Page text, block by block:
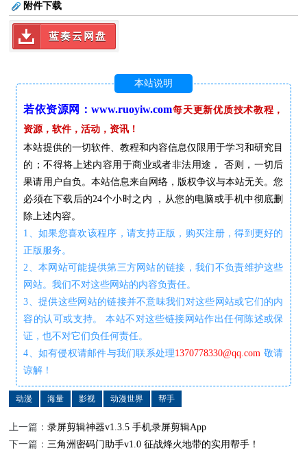
附件下载
蓝奏云网盘
本站说明
若依资源网：www.ruoyiw.com每天更新优质技术教程，
资源，软件，活动，资讯！
本站提供的一切软件、教程和内容信息仅限用于学习和研究目
的；不得将上述内容用于商业或者非法用途， 否则，一切后
果请用户自负。本站信息来自网络，版权争议与本站无关。您
必须在下载后的24个小时之内 ，从您的电脑或手机中彻底删
除上述内容。
1、如果您喜欢该程序，请支持正版，购买注册，得到更好的
正版服务。
2、本网站可能提供第三方网站的链接，我们不负责维护这些
网站。我们不对这些网站的内容负责任。
3、提供这些网站的链接并不意味我们对这些网站或它们的内
容的认可或支持。 本站不对这些链接网站作出任何陈述或保
证，也不对它们负任何责任。
4、如有侵权请邮件与我们联系处理1370778330@qq.com 敬请
谅解！
动漫 海量 影视 动漫世界 帮手
上一篇：录屏剪辑神器v1.3.5 手机录屏剪辑App
下一篇：三角洲密码门助手v1.0 征战烽火地带的实用帮手！